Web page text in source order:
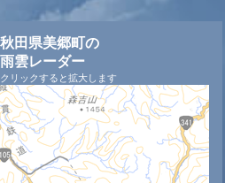
秋田県美郷町の
雨雲レーダー
クリックすると拡大します